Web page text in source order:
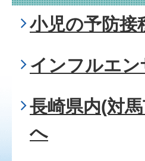
小児の予防接
インフルエン
長崎県内(対
へ